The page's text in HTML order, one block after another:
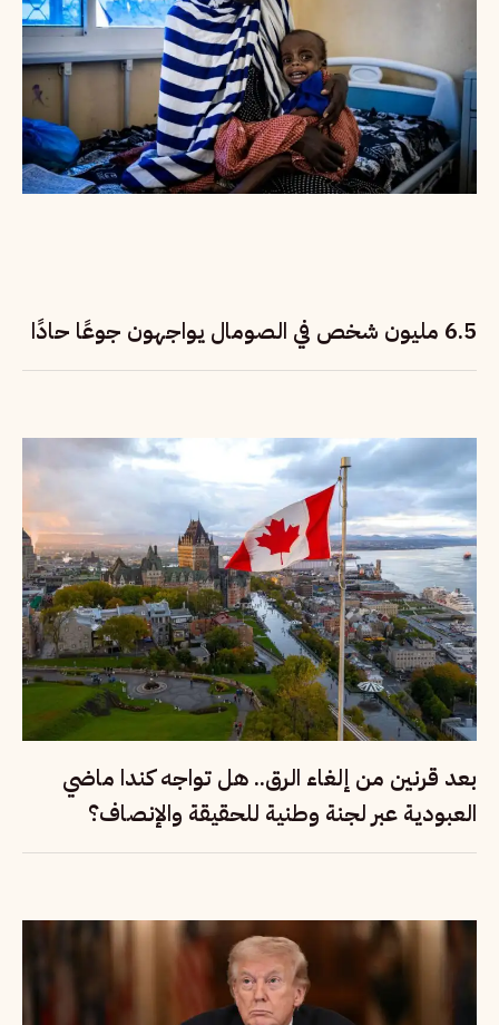
6.5 مليون شخص في الصومال يواجهون جوعًا حادًا
بعد قرنين من إلغاء الرق.. هل تواجه كندا ماضي
العبودية عبر لجنة وطنية للحقيقة والإنصاف؟